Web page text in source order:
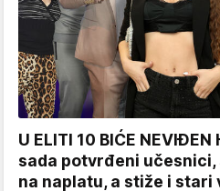
U ELITI 10 BIĆE
sada potvrđeni
na naplatu, a stiže i